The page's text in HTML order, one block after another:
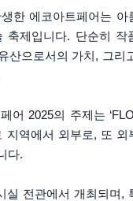
생한 에코아트페어는
축제입니다. 단순히 작
산으로서의 가치, 그리
어 2025의 주제는
지역에서 외부로, 또 외
다.
실 전관에서 개최되며,